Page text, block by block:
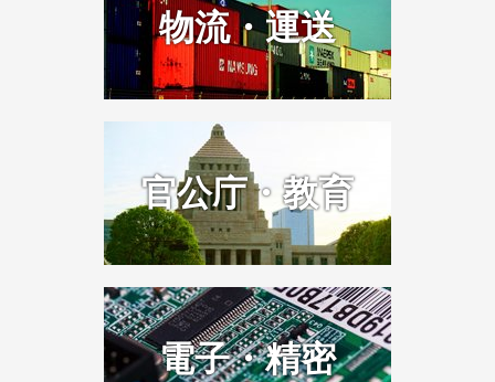
物流・運送
官公庁・教育
電子・精密